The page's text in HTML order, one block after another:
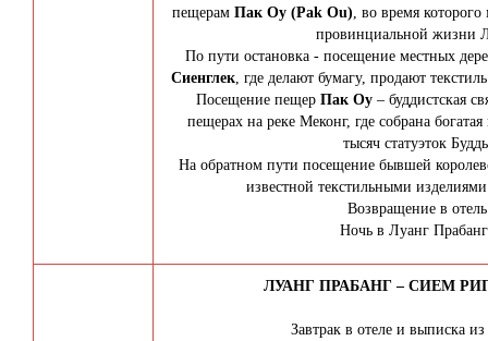
пещерам Пак Оу (Pak Ou) , во время
провинциальной жизни
По пути остановка - посещение местных
Сиенглек , где делают бумагу, продают
Посещение пещер Пак Оу– буддистская
пещерах на реке Меконг, где собрана
тысяч статуэток
На обратном пути посещение бывшей
известной текстильными
Возвращение в
Ночь в Луанг
ЛУАНГ ПРАБАНГ – СИЕМ
Завтрак в отеле и выписка